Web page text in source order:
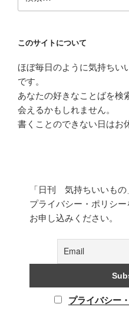
索:
このサイトについて
ほぼ毎日のように気持ちい
です。
あなたの好きなことばを検
会えるかもしれません。
書くことのできない日はお
「日刊 気持ちいいも
プライバシー・ポリシ
お申し込みください。
プライバシー